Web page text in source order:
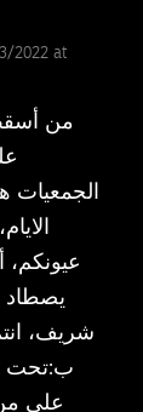
2022 at
من
الجمعيات
عيونكم،
يصطاد
شريف،
ب:تحت
على